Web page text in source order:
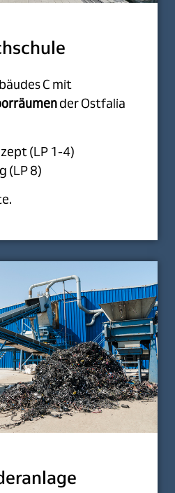
C mit
der Ostfalia
(LP 1-4)
(LP 8)